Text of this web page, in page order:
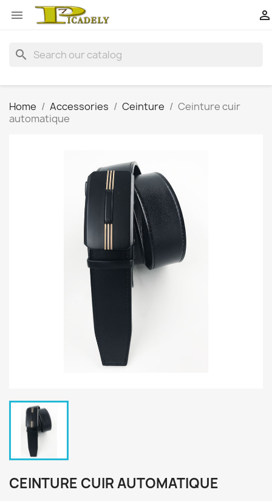
 
search
Home Accessories Ceinture
Ceinture cuir
automatique
CEINTURE CUIR AUTOMATIQUE